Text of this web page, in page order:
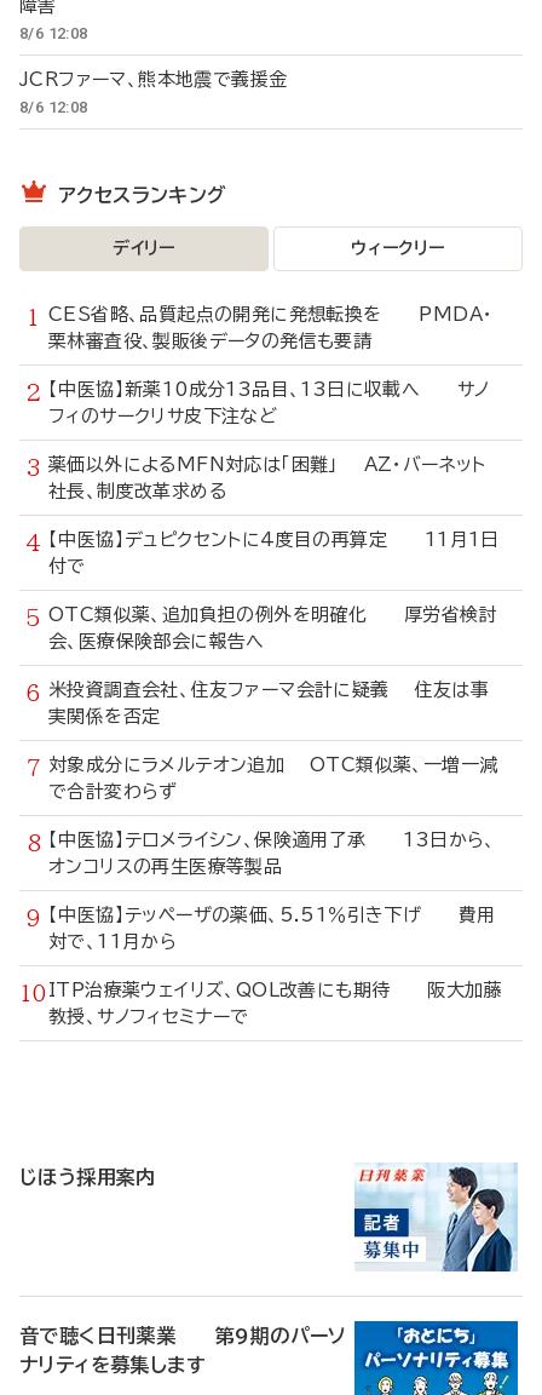
障害
8/6 12:08
JCRファーマ、熊本地震で義援金
8/6 12:08
アクセスランキング
デイリー ウィークリー
CES省略、品質起点の開発に発想転換を PMDA・
栗林審査役、製販後データの発信も要請
【中医協】新薬10成分13品目、13日に収載へ サノ
フィのサークリサ皮下注など
薬価以外によるMFN対応は「困難」 AZ・バーネット
社長、制度改革求める
【中医協】デュピクセントに4度目の再算定 11月1日
付で
OTC類似薬、追加負担の例外を明確化 厚労省検討
会、医療保険部会に報告へ
米投資調査会社、住友ファーマ会計に疑義 住友は事
実関係を否定
対象成分にラメルテオン追加 OTC類似薬、一増一減
で合計変わらず
【中医協】テロメライシン、保険適用了承 13日から、
オンコリスの再生医療等製品
【中医協】テッペーザの薬価、5.51％引き下げ 費用
対で、11月から
ITP治療薬ウェイリズ、QOL改善にも期待 阪大加藤
教授、サノフィセミナーで
じほう採用案内
音で聴く日刊薬業 第9期のパーソ
ナリティを募集します